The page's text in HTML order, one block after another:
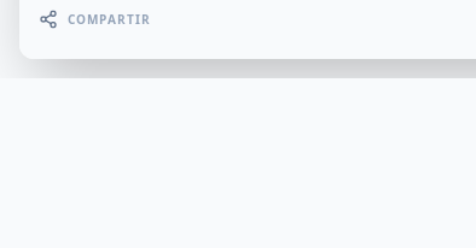
COMPARTIR